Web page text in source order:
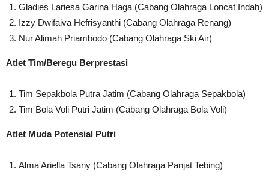
Gladies Lariesa Garina Haga (Cabang Olahraga Loncat Indah)
Izzy Dwifaiva Hefrisyanthi (Cabang Olahraga Renang)
Nur Alimah Priambodo (Cabang Olahraga Ski Air)
Atlet Tim/Beregu Berprestasi
Tim Sepakbola Putra Jatim (Cabang Olahraga Sepakbola)
Tim Bola Voli Putri Jatim (Cabang Olahraga Bola Voli)
Atlet Muda Potensial Putri
Alma Ariella Tsany (Cabang Olahraga Panjat Tebing)